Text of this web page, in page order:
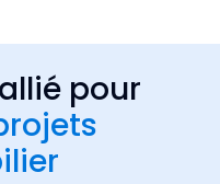
pour